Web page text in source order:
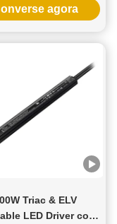
alimentação
agora
Triac & ELV
LED Driver com